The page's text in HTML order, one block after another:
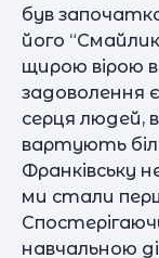
був
його
щирою вірою
задоволення
серця людей,
вартують
Франківську
ми стали
навчальною